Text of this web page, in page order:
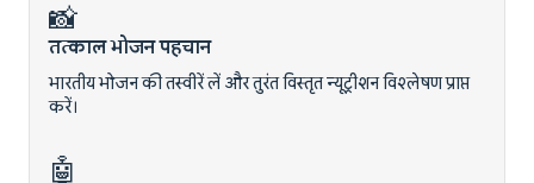
📸
तत्काल भोजन पहचान
भारतीय भोजन की तस्वीरें लें और तुरंत विस्तृत न्यूट्रीशन विश्लेषण प्राप्त
करें।
🤖